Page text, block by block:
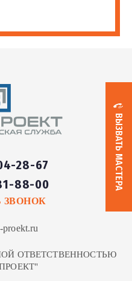
ВЫЗВАТЬ МАСТЕРА
28-67
88-00
ЗВОНОК
ОТВЕТСТВЕННОСТЬЮ